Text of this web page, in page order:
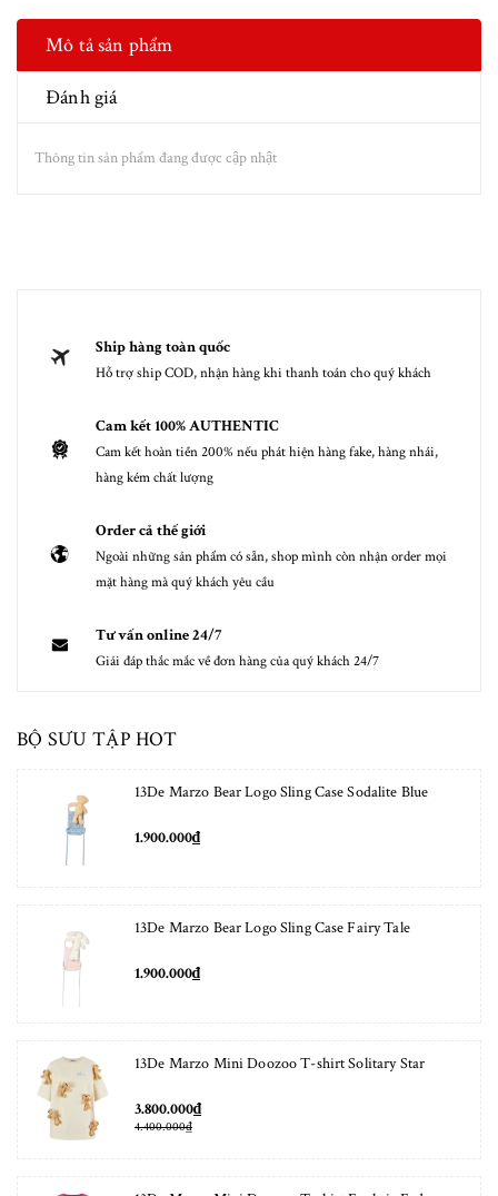
Mô tả sản phẩm
Đánh giá
Thông tin sản phẩm đang được cập nhật
Ship hàng toàn quốc
Hỗ trợ ship COD, nhận hàng khi thanh toán cho quý khách
Cam kết 100% AUTHENTIC
Cam kết hoàn tiền 200% nếu phát hiện hàng fake, hàng nhái,
hàng kém chất lượng
Order cả thế giới
Ngoài những sản phẩm có sẵn, shop mình còn nhận order mọi
mặt hàng mà quý khách yêu cầu
Tư vấn online 24/7
Giải đáp thắc mắc về đơn hàng của quý khách 24/7
BỘ SƯU TẬP HOT
13De Marzo Bear Logo Sling Case Sodalite Blue
1.900.000₫
13De Marzo Bear Logo Sling Case Fairy Tale
1.900.000₫
13De Marzo Mini Doozoo T-shirt Solitary Star
3.800.000₫
4.400.000₫